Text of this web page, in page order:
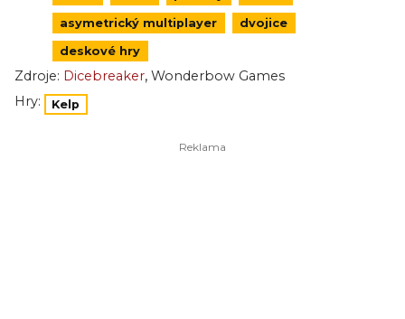
asymetrický multiplayer dvojice
deskové hry
Zdroje: Dicebreaker, Wonderbow Games
Hry:
Kelp